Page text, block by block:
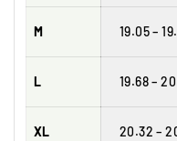
M 19.05 –
L 19.68 –
XL 20.32 –